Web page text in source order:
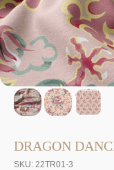
DRAGON
SKU: 22TR01-3